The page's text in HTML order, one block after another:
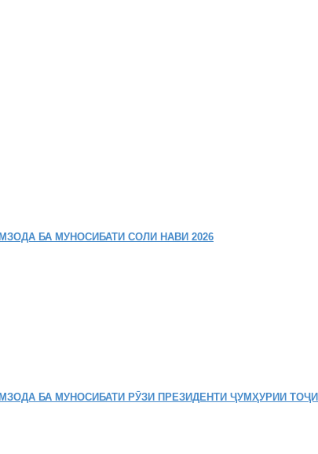
БА МУНОСИБАТИ СОЛИ НАВИ 2026
БА МУНОСИБАТИ РӮЗИ ПРЕЗИДЕНТИ ҶУМҲУРИИ